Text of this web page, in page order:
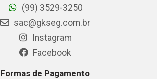
(99) 3529-3250
sac@gkseg.com.br
Instagram
Facebook
Formas de Pagamento